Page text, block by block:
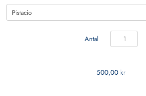
Antal
500,00 kr